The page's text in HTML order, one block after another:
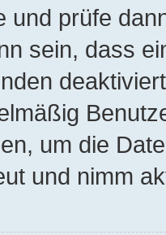
und prüfe
sein, dass
um die
und nimm